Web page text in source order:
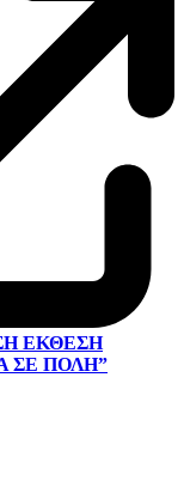
ΕΚΘΕΣΗ
ΣΕ ΠΌΛΗ”